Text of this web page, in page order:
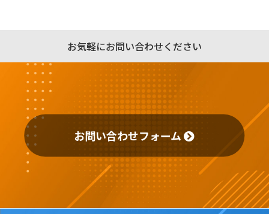
お気軽にお問い合わせください
お問い合わせフォーム